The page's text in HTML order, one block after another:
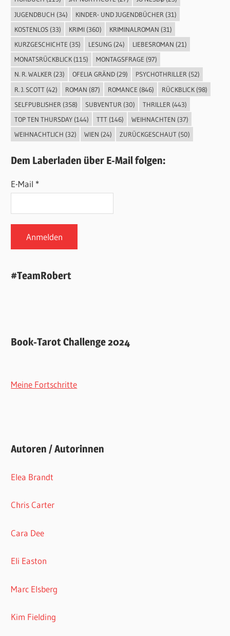
JUGENDBUCH (34) KINDER- UND JUGENDBÜCHER (31)
KOSTENLOS(33) KRIMI(360) KRIMINALROMAN (31)
KURZGESCHICHTE (35) LESUNG(24) LIEBESROMAN (21)
MONATSRÜCKBLICK(115) MONTAGSFRAGE (97)
N. R. WALKER(23) OFELIA GRÄND(29) PSYCHOTHRILLER(52)
R. J. SCOTT(42) ROMAN (87) ROMANCE (846) RÜCKBLICK(98)
SELFPUBLISHER (358) SUBVENTUR (30) THRILLER (443)
TOP TEN THURSDAY(144) TTT(146) WEIHNACHTEN (37)
WEIHNACHTLICH (32) WIEN (24) ZURÜCKGESCHAUT(50)
Dem Laberladen über E-Mail folgen:
E-Mail *
#TeamRobert
Book-Tarot Challenge 2024
Meine Fortschritte
Autoren / Autorinnen
Elea Brandt
Chris Carter
Cara Dee
Eli Easton
Marc Elsberg
Kim Fielding